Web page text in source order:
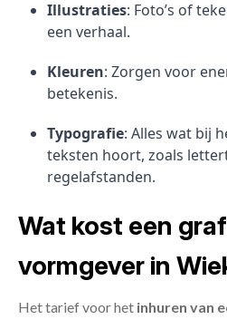
Illustraties: Foto’s of
een verhaal.
Kleuren: Zorgen voor
betekenis.
Typografie: Alles wat bij
teksten hoort, zoals
regelafstanden.
Wat kost een
vormgever in
Het tarief voor het inhuren van